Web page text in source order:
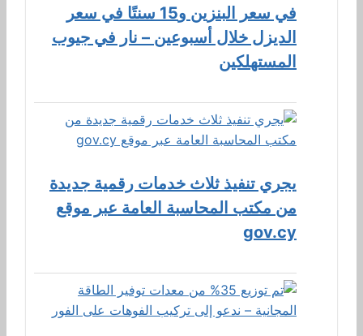
في سعر البنزين و15 سنتًا في سعر
الديزل خلال أسبوعين – نار في جيوب
المستهلكين
يجري تنفيذ ثلاث خدمات رقمية جديدة
من مكتب المحاسبة العامة عبر موقع
gov.cy